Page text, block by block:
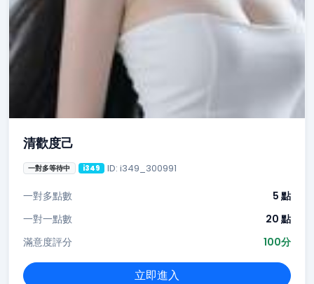
清歡度己
一對多等待中 i349 ID: i349_300991
一對多點數
5 點
一對一點數
20 點
滿意度評分
100分
立即進入